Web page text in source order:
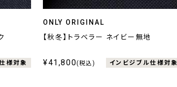
様対象
ONLY ORIGINAL
【秋冬】トラベラー ネイビー無地
¥41,800(税込) インビジブル仕様対象